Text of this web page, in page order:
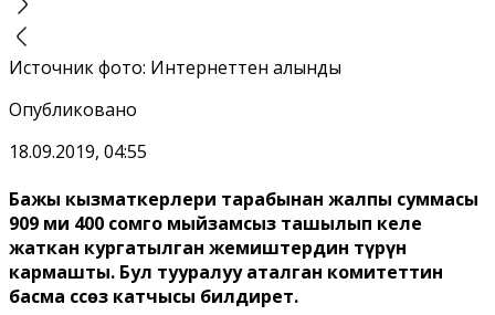
Источник фото: Интернеттен алынды
Опубликовано
18.09.2019, 04:55
Бажы кызматкерлери тарабынан жалпы суммасы
909 миң 400 сомго мыйзамсыз ташылып келе
жаткан кургатылган жемиштердин түрүн
кармашты. Бул тууралуу аталган комитеттин
басма ссөз катчысы билдирет.